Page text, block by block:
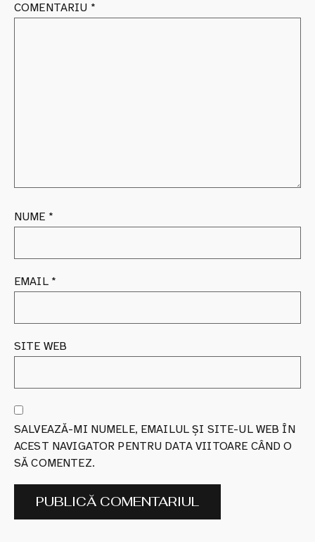
COMENTARIU *
NUME *
EMAIL *
SITE WEB
SALVEAZĂ-MI NUMELE, EMAILUL ȘI SITE-UL WEB ÎN
ACEST NAVIGATOR PENTRU DATA VIITOARE CÂND O
SĂ COMENTEZ.